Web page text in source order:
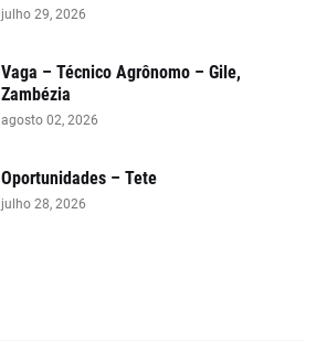
julho 29, 2026
Vaga – Técnico Agrônomo – Gile,
Zambézia
agosto 02, 2026
Oportunidades – Tete
julho 28, 2026